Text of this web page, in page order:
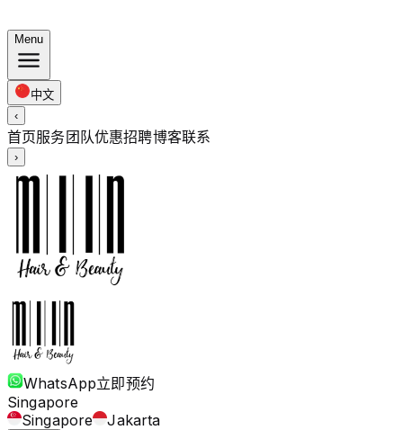
Menu
中文
‹
首页服务团队优惠招聘博客联系
›
WhatsApp立即预约
Singapore
Singapore
Jakarta